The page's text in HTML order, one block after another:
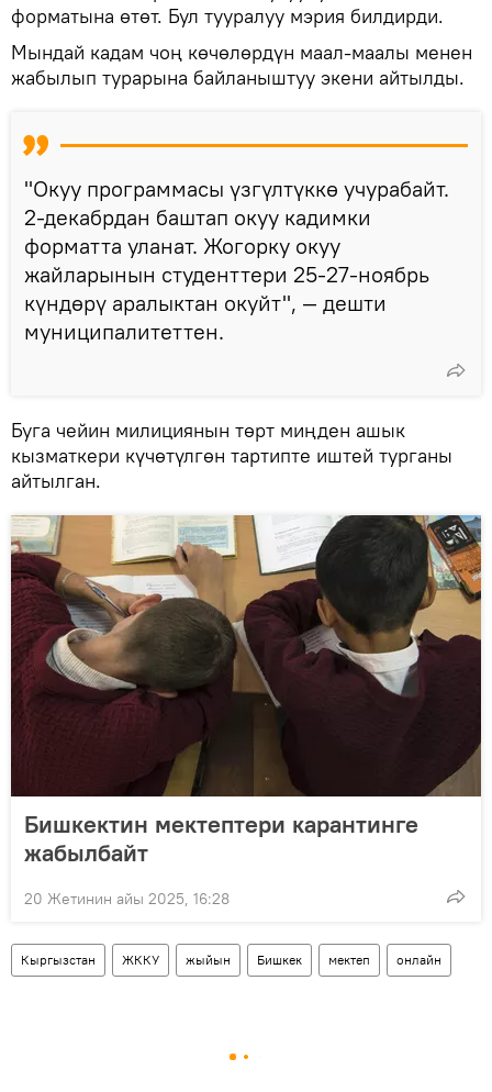
форматына өтөт. Бул тууралуу мэрия билдирди.
Мындай кадам чоң көчөлөрдүн маал-маалы менен
жабылып турарына байланыштуу экени айтылды.
"Окуу программасы үзгүлтүккө учурабайт.
2-декабрдан баштап окуу кадимки
форматта уланат. Жогорку окуу
жайларынын студенттери 25-27-ноябрь
күндөрү аралыктан окуйт", — дешти
муниципалитеттен.
Буга чейин милициянын төрт миңден ашык
кызматкери күчөтүлгөн тартипте иштей турганы
айтылган.
Бишкектин мектептери карантинге
жабылбайт
20 Жетинин айы 2025, 16:28
Кыргызстан ЖККУ жыйын Бишкек мектеп онлайн